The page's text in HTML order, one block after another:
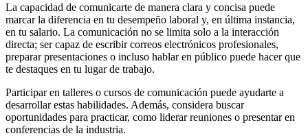
La capacidad de comunicarte de manera clara y concisa puede
marcar la diferencia en tu desempeño laboral y, en última instancia,
en tu salario. La comunicación no se limita solo a la interacción
directa; ser capaz de escribir correos electrónicos profesionales,
preparar presentaciones o incluso hablar en público puede hacer que
te destaques en tu lugar de trabajo.
Participar en talleres o cursos de comunicación puede ayudarte a
desarrollar estas habilidades. Además, considera buscar
oportunidades para practicar, como liderar reuniones o presentar en
conferencias de la industria.